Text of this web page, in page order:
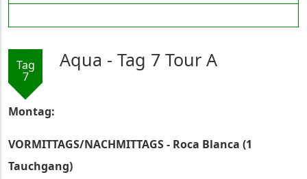
Tag
7
Aqua - Tag 7 Tour A
Montag:
VORMITTAGS/NACHMITTAGS - Roca Blanca (1
Tauchgang)